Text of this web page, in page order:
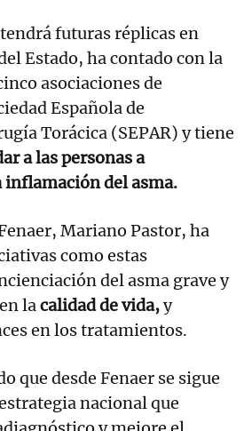
futuras réplicas en
Estado, ha contado con la
asociaciones de
Española de
Torácica (SEPAR) y tiene
a las personas a
del asma.
Mariano Pastor, ha
como estas
del asma grave y
lacalidad de vida,y
en los tratamientos.
que desde Fenaer se sigue
nacional que